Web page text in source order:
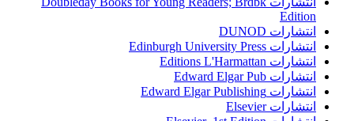
Edition
انتشارات DUNOD
انتشارات Edinburgh University Press
انتشارات Editions L'Harmattan
انتشارات Edward Elgar Pub
انتشارات Edward Elgar Publishing
انتشارات Elsevier